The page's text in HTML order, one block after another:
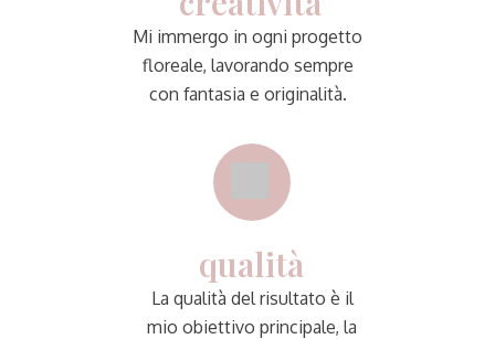
Mi immergo in ogni progetto
floreale, lavorando sempre
con fantasia e originalità.
qualità
La qualità del risultato è il
mio obiettivo principale, la